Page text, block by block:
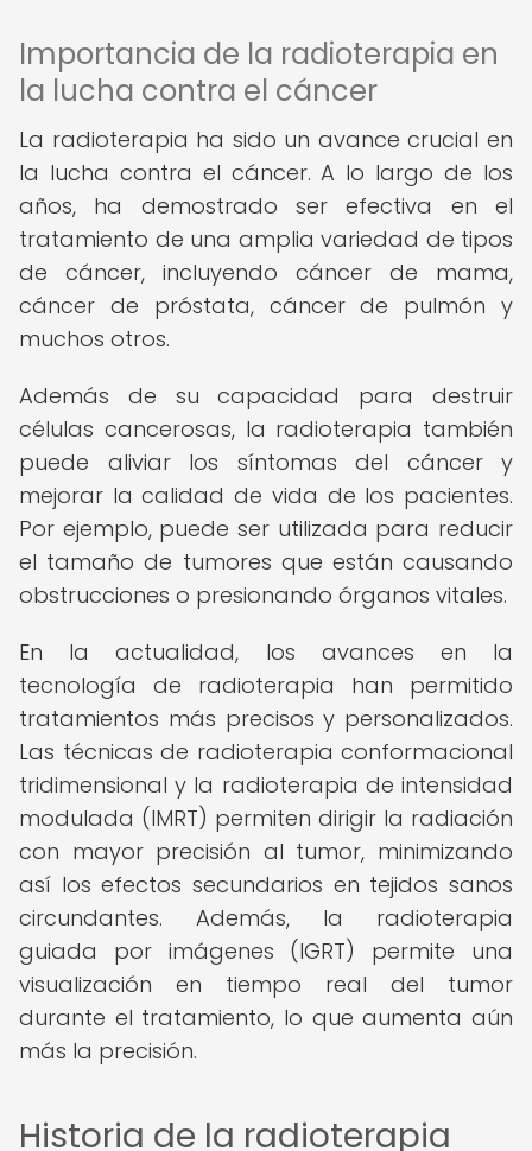
Importancia de la radioterapia en
la lucha contra el cáncer
La radioterapia ha sido un avance crucial en
la lucha contra el cáncer. A lo largo de los
años, ha demostrado ser efectiva en el
tratamiento de una amplia variedad de tipos
de cáncer, incluyendo cáncer de mama,
cáncer de próstata, cáncer de pulmón y
muchos otros.
Además de su capacidad para destruir
células cancerosas, la radioterapia también
puede aliviar los síntomas del cáncer y
mejorar la calidad de vida de los pacientes.
Por ejemplo, puede ser utilizada para reducir
el tamaño de tumores que están causando
obstrucciones o presionando órganos vitales.
En la actualidad, los avances en la
tecnología de radioterapia han permitido
tratamientos más precisos y personalizados.
Las técnicas de radioterapia conformacional
tridimensional y la radioterapia de intensidad
modulada (IMRT) permiten dirigir la radiación
con mayor precisión al tumor, minimizando
así los efectos secundarios en tejidos sanos
circundantes. Además, la radioterapia
guiada por imágenes (IGRT) permite una
visualización en tiempo real del tumor
durante el tratamiento, lo que aumenta aún
más la precisión.
Historia de la radioterapia